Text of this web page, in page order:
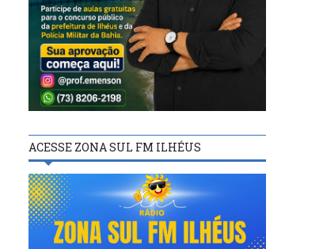
ACESSE ZONA SUL FM ILHÉUS